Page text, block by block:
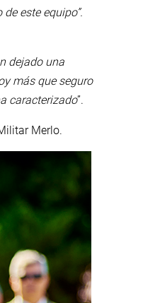
este equipo”.
dejado una
más que seguro
caracterizado”.
Merlo.